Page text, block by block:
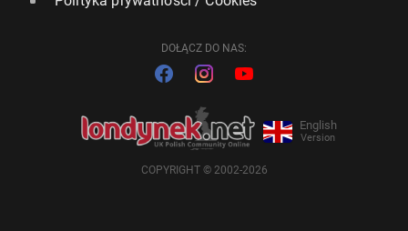
DOŁĄCZ DO NAS:
English
Version
COPYRIGHT © 2002-2026